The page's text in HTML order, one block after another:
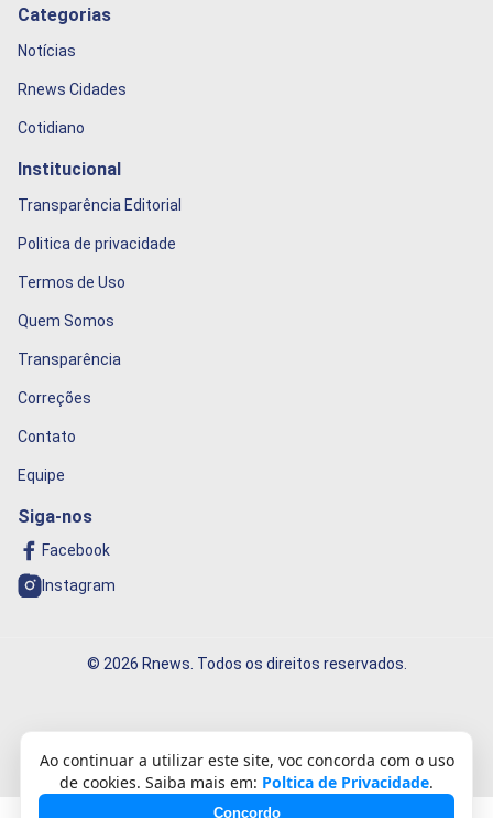
Categorias
Notícias
Rnews Cidades
Cotidiano
Institucional
Transparência Editorial
Politica de privacidade
Termos de Uso
Quem Somos
Transparência
Correções
Contato
Equipe
Siga-nos
Facebook
Instagram
© 2026 Rnews. Todos os direitos reservados.
Ao continuar a utilizar este site, voc concorda com o uso
de cookies. Saiba mais em: Poltica de Privacidade.
Concordo